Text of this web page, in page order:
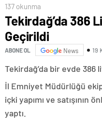
137 okunma
Tekirdağ’da 386
Geçirildi
ABONE OL News 19
Tekirdağ’da bir evde
İl Emniyet Müdürlüğü
içki yapımı ve satışının
yaptı.